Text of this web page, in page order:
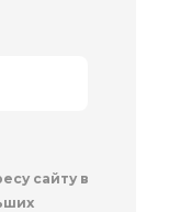
сайту в